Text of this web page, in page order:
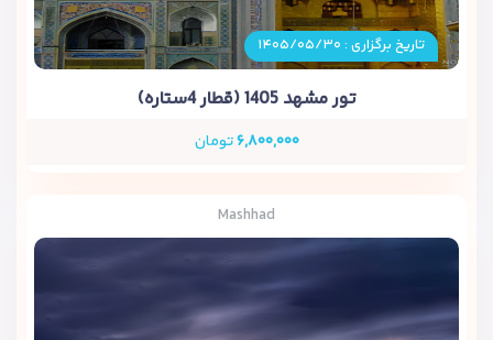
تاریخ برگزاری : ۱۴۰۵/۰۵/۳۰
تور مشهد 1405 (قطار 4ستاره)
۶,۸۰۰,۰۰۰تومان
Mashhad